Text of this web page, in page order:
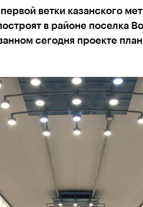
ветки казанского
в районе поселка
сегодня проекте